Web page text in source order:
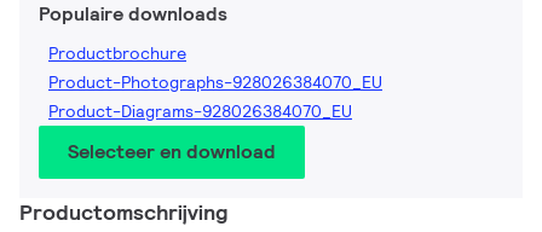
Populaire downloads
Productbrochure
Product-Photographs-928026384070_EU
Product-Diagrams-928026384070_EU
Selecteer en download
Productomschrijving